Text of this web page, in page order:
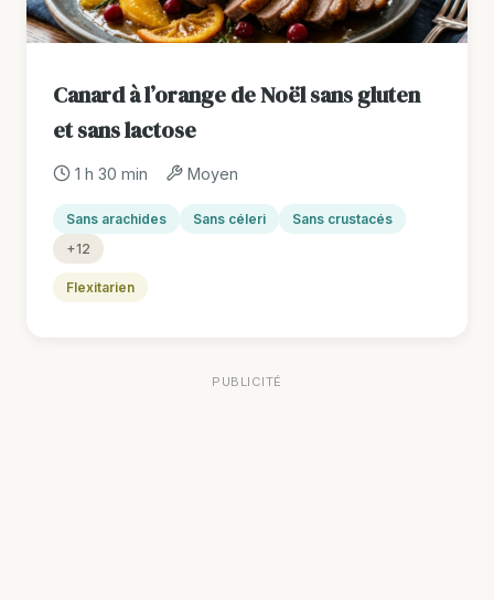
Canard à l’orange de Noël sans gluten
et sans lactose
1 h 30 min Moyen
Sans arachides Sans céleri
Sans crustacés
+12
Flexitarien
PUBLICITÉ